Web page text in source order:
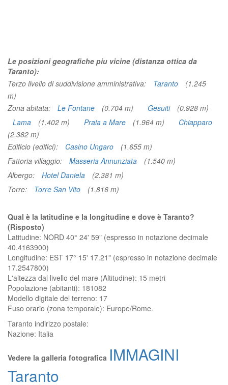
Le posizioni geografiche piu vicine (distanza ottica da
Taranto):
Terzo livello di suddivisione amministrativa:
Taranto
(1.245
m)
Zona abitata:
Le Fontane (0.704 m) Gesuiti
(0.928 m)
Lama
(1.402 m) Praia a Mare (1.964 m)
Chiapparo
(2.382 m)
Edificio (edifici):
Casino Ungaro
(1.655 m)
Fattoria villaggio:
Masseria Annunziata
(1.540 m)
Albergo:
Hotel Daniela
(2.381 m)
Torre:
Torre San Vito (1.816 m)
Qual è la latitudine e la longitudine e dove è Taranto?
(Risposto)
Latitudine: NORD 40° 24' 59" (espresso in notazione decimale
40.4163900)
Longitudine: EST 17° 15' 17.21" (espresso in notazione decimale
17.2547800)
L'altezza dal livello del mare (Altitudine): 15 metri
Popolazione (abitanti): 181082
Modello digitale del terreno: 17
Fuso orario (zona temporale): Europe/Rome.
Taranto indirizzo postale:
Nazione: Italia
Vedere la galleria fotografica IMMAGINI
Taranto